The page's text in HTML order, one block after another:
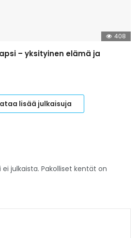
408
– yksityinen elämä ja
lisää julkaisuja
julkaista. Pakolliset kentät on